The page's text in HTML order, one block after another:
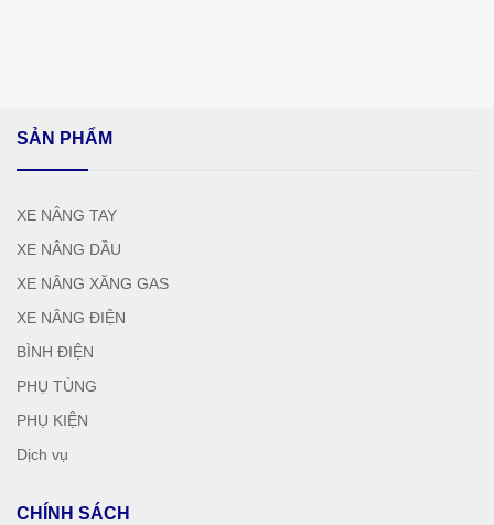
SẢN PHẨM
XE NÂNG TAY
XE NÂNG DẦU
XE NÂNG XĂNG GAS
XE NÂNG ĐIỆN
BÌNH ĐIỆN
PHỤ TÙNG
PHỤ KIỆN
Dịch vụ
CHÍNH SÁCH